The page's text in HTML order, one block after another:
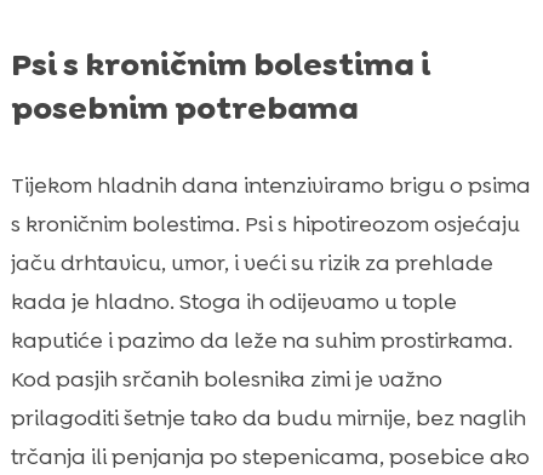
Psi s kroničnim bolestima i
posebnim potrebama
Tijekom hladnih dana intenziviramo brigu o psima
s kroničnim bolestima. Psi s hipotireozom osjećaju
jaču drhtavicu, umor, i veći su rizik za prehlade
kada je hladno. Stoga ih odijevamo u tople
kaputiće i pazimo da leže na suhim prostirkama.
Kod pasjih srčanih bolesnika zimi je važno
prilagoditi šetnje tako da budu mirnije, bez naglih
trčanja ili penjanja po stepenicama, posebice ako